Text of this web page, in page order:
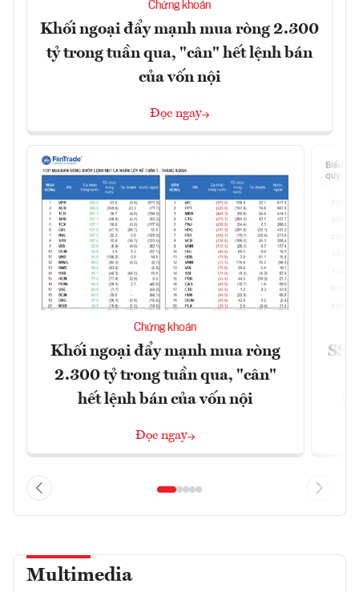
Chứng khoán
Khối ngoại đẩy mạnh mua ròng 2.300
tỷ trong tuần qua, "cân" hết lệnh bán
của vốn nội
Đọc ngay
Chứng khoán
Khối ngoại đẩy mạnh mua ròng
2.300 tỷ trong tuần qua, "cân"
hết lệnh bán của vốn nội
Đọc ngay
SSI
Multimedia